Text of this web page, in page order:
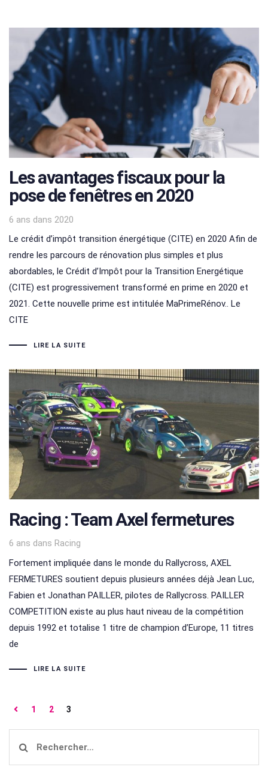
Les avantages fiscaux pour la
pose de fenêtres en 2020
6 ans dans
Tags
2020
Le crédit d’impôt transition énergétique (CITE) en 2020 Afin de
rendre les parcours de rénovation plus simples et plus
abordables, le Crédit d’Impôt pour la Transition Energétique
(CITE) est progressivement transformé en prime en 2020 et
2021. Cette nouvelle prime est intitulée MaPrimeRénov.. Le
CITE
LIRE LA SUITE
Racing : Team Axel fermetures
6 ans dans
Tags
Racing
Fortement impliquée dans le monde du Rallycross, AXEL
FERMETURES soutient depuis plusieurs années déjà Jean Luc,
Fabien et Jonathan PAILLER, pilotes de Rallycross. PAILLER
COMPETITION existe au plus haut niveau de la compétition
depuis 1992 et totalise 1 titre de champion d’Europe, 11 titres
de
LIRE LA SUITE
1 2 3